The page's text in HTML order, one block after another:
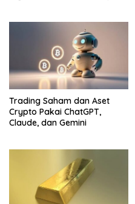
Trading Saham dan Aset
Crypto Pakai ChatGPT,
Claude, dan Gemini